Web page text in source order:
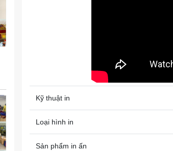
Kỹ thuật in
Loại hình in
Sản phẩm in ấn